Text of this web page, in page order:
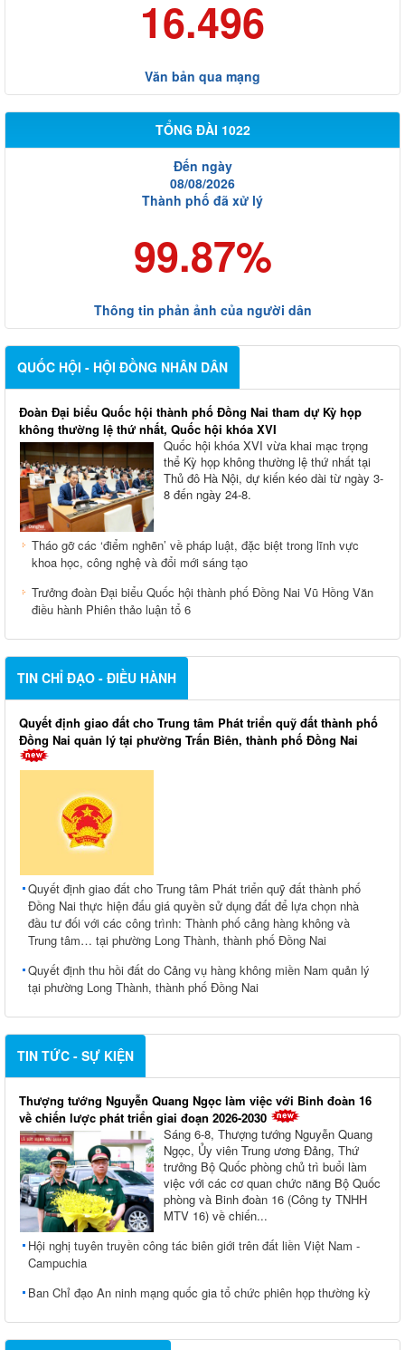
16.496
Văn bản qua mạng
TỔNG ĐÀI 1022
Đến ngày
08/08/2026
Thành phố đã xử lý
99.87%
Thông tin phản ảnh của người dân
QUỐC HỘI - HỘI ĐỒNG NHÂN DÂN
Đoàn Đại biểu Quốc hội thành phố Đồng Nai tham dự Kỳ họp
không thường lệ thứ nhất, Quốc hội khóa XVI
Quốc hội khóa XVI vừa khai mạc trọng
thể Kỳ họp không thường lệ thứ nhất tại
Thủ đô Hà Nội, dự kiến kéo dài từ ngày 3-
8 đến ngày 24-8.
Tháo gỡ các ‘điểm nghẽn’ về pháp luật, đặc biệt trong lĩnh vực
khoa học, công nghệ và đổi mới sáng tạo
Trưởng đoàn Đại biểu Quốc hội thành phố Đồng Nai Vũ Hồng Văn
điều hành Phiên thảo luận tổ 6
TIN CHỈ ĐẠO - ĐIỀU HÀNH
Quyết định giao đất cho Trung tâm Phát triển quỹ đất thành phố
Đồng Nai quản lý tại phường Trấn Biên, thành phố Đồng Nai
Quyết định giao đất cho Trung tâm Phát triển quỹ đất thành phố
Đồng Nai thực hiện đấu giá quyền sử dụng đất để lựa chọn nhà
đầu tư đối với các công trình: Thành phố cảng hàng không và
Trung tâm… tại phường Long Thành, thành phố Đồng Nai
Quyết định thu hồi đất do Cảng vụ hàng không miền Nam quản lý
tại phường Long Thành, thành phố Đồng Nai
TIN TỨC - SỰ KIỆN
Thượng tướng Nguyễn Quang Ngọc làm việc với Binh đoàn 16
về chiến lược phát triển giai đoạn 2026-2030
Sáng 6-8, Thượng tướng Nguyễn Quang
Ngọc, Ủy viên Trung ương Đảng, Thứ
trưởng Bộ Quốc phòng chủ trì buổi làm
việc với các cơ quan chức năng Bộ Quốc
phòng và Binh đoàn 16 (Công ty TNHH
MTV 16) về chiến...
Hội nghị tuyên truyền công tác biên giới trên đất liền Việt Nam -
Campuchia
Ban Chỉ đạo An ninh mạng quốc gia tổ chức phiên họp thường kỳ